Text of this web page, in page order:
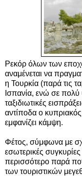
Ρεκόρ όλων των
αναμένεται να
η Τουρκία (παρά τις
Ισπανία, ενώ σε πολύ
ταξιδιωτικές
αντίποδα ο
εμφανίζει κάμψη.
Φέτος, σύμφωνα με
εσωτερικές συγκυρίες
περισσότερο παρά
των τουριστικών